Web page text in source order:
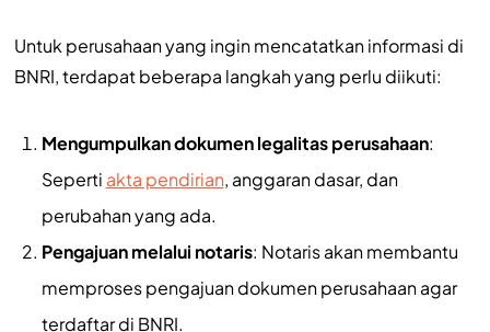
Untuk perusahaan yang ingin mencatatkan informasi di
BNRI, terdapat beberapa langkah yang perlu diikuti:
Mengumpulkan dokumen legalitas perusahaan:
Seperti akta pendirian, anggaran dasar, dan
perubahan yang ada.
Pengajuan melalui notaris: Notaris akan membantu
memproses pengajuan dokumen perusahaan agar
terdaftar di BNRI.